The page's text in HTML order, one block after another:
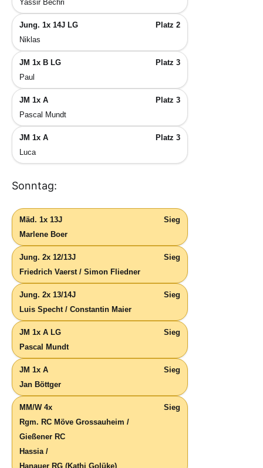
Yassir Bechri
Jung. 1x 14J LG
Niklas
Platz 2
JM 1x B LG
Paul
Platz 3
JM 1x A
Pascal Mundt
Platz 3
JM 1x A
Luca
Platz 3
Sonntag:
Mäd. 1x 13J
Marlene Boer
Sieg
Jung. 2x 12/13J
Friedrich Vaerst / Simon Fliedner
Sieg
Jung. 2x 13/14J
Luis Specht / Constantin Maier
Sieg
JM 1x A LG
Pascal Mundt
Sieg
JM 1x A
Jan Böttger
Sieg
MM/W 4x
Rgm. RC Möve Grossauheim /
Gießener RC
Hassia /
Hanauer RG (Kathi Golüke)
Sieg